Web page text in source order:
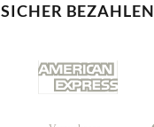
SICHER BEZAHLEN